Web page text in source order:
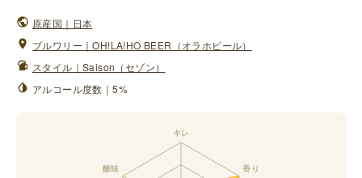
原産国｜日本
ブルワリー｜OH!LA!HO BEER（オラホビール）
スタイル｜Saison（セゾン）
アルコール度数｜5%